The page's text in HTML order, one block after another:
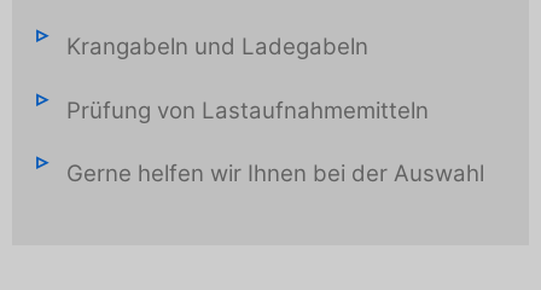
Krangabeln und Ladegabeln
Prüfung von Lastaufnahmemitteln
Gerne helfen wir Ihnen bei der Auswahl